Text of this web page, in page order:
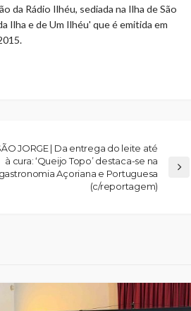
da Rádio Ilhéu, sediada na Ilha de São
Ilha e de Um Ilhéu' que é emitida em
JORGE | Da entrega do leite até
à cura: ‘Queijo Topo’ destaca-se na
gastronomia Açoriana e Portuguesa
(c/reportagem)